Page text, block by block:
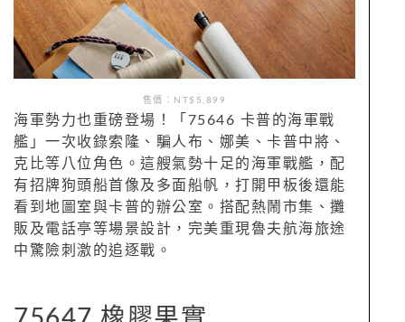
售價：NT$5,899
海軍勢力也重磅登場！「75646 卡普的海軍戰
艦」一次收錄索隆、騙人布、娜美、卡普中將、
克比等八位角色。這艘氣勢十足的海軍戰艦，配
有招牌狗頭船首像及多面船帆，打開甲板後還能
看到地圖室與卡普的辦公室。搭配熱鬧市集、攤
販及電話亭等場景設計，完美重現魯夫航海旅途
中驚險刺激的追逐戰。